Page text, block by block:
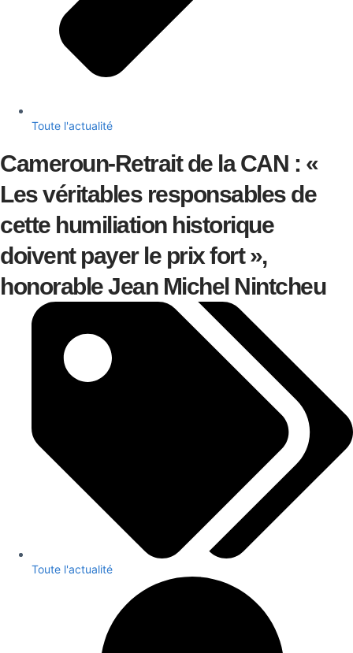
Toute l'actualité
Cameroun-Retrait de la CAN : «
Les véritables responsables de
cette humiliation historique
doivent payer le prix fort »,
honorable Jean Michel Nintcheu
Toute l'actualité